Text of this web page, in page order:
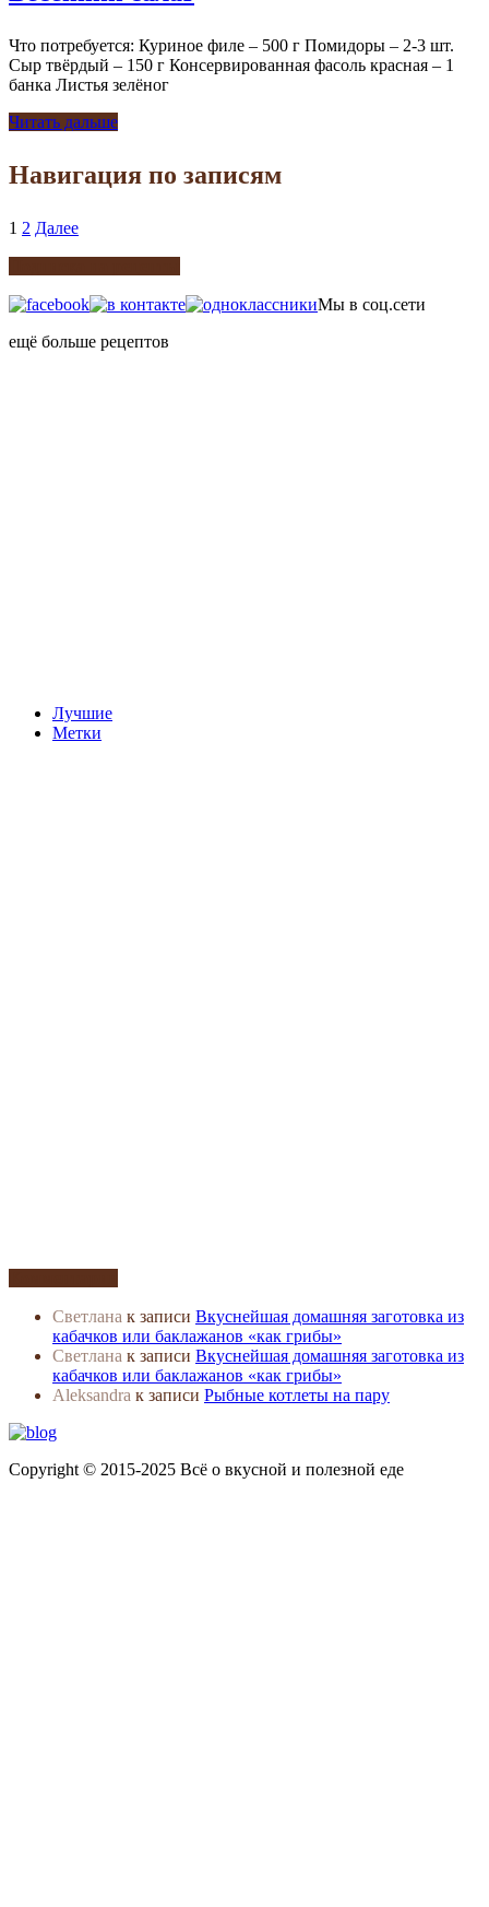
Что потребуется: Куриное филе – 500 г Помидоры – 2-3 шт.
Сыр твёрдый – 150 г Консервированная фасоль красная – 1
банка Листья зелёног
Читать дальше
Навигация по записям
1 2 Далее
Мы в соц.сети
ещё больше рецептов
Лучшие
Метки
Светлана к записи Вкуснейшая домашняя заготовка из
кабачков или баклажанов «как грибы»
Светлана к записи Вкуснейшая домашняя заготовка из
кабачков или баклажанов «как грибы»
Aleksandra к записи Рыбные котлеты на пару
Copyright © 2015-2025 Всё о вкусной и полезной еде